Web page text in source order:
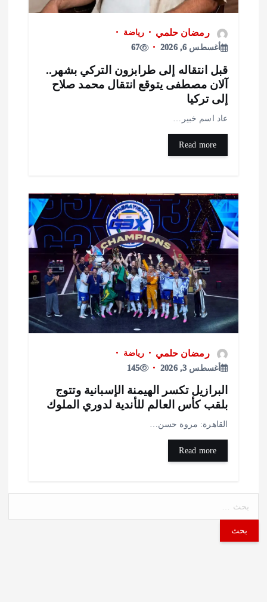
رمضان حلمي
رياضة
أغسطس 6, 2026
67
انتقاله إلى طرابزون التركي بشهر..
مصطفى يتوقع انتقال محمد صلاح
اسم خبير…
رمضان حلمي
رياضة
أغسطس 3, 2026
145
تكسر الهيمنة الإسبانية وتتوج
كأس العالم للأندية لدوري الملوك
مروة حسن…